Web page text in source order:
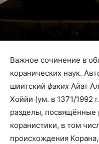
Важное сочинение в
коранических наук.
шиитский факих Айат
Хоййи (ум. в 1371/1992
разделы, посвящённые
коранистики, в том
происхождения